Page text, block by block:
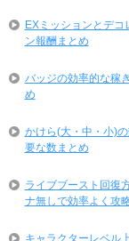
EXミッションとデ
ン報酬まとめ
バッジの効率的な稼
め
かけら(大・中・小)
要な数まとめ
ライブブースト回復
ナ無しで効率よく攻